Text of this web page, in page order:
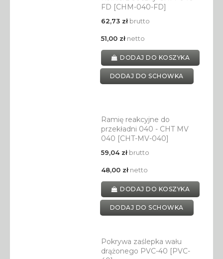
FD [CHM-040-FD]
62,73 złbrutto
51,00 złnetto
DODAJ DO KOSZYKA
DODAJ DO SCHOWKA
Ramię reakcyjne do
przekładni 040 - CHT MV
040 [CHT-MV-040]
59,04 złbrutto
48,00 złnetto
DODAJ DO KOSZYKA
DODAJ DO SCHOWKA
Pokrywa zaślepka wału
drążonego PVC-40 [PVC-